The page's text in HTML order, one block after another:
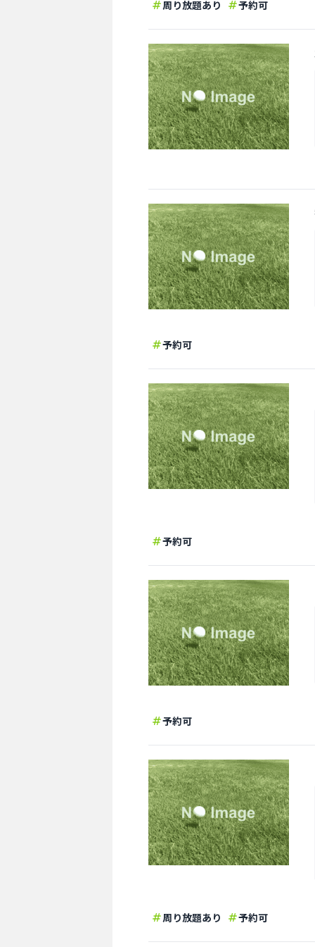
周り放題あり 予約可
予約可
予約可
予約可
周り放題あり 予約可